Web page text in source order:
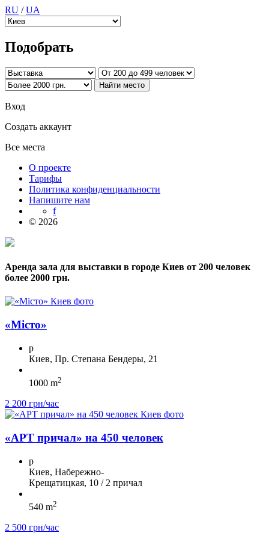
RU /UA
Подобрать
Вход
Создать аккаунт
Все места
О проекте
Тарифы
Политика конфиденциальности
Напишите нам
f
© 2026
Аренда зала для выставки в городе Киев от 200 человек
более 2000 грн.
«Місто»
p
Киев, Пр. Степана Бендеры, 21
1000 m2
2 200 грн/час
«АРТ причал» на 450 человек
p
Киев, Набережно-
Крещатицкая, 10 / 2 причал
540 m2
2 500 грн/час